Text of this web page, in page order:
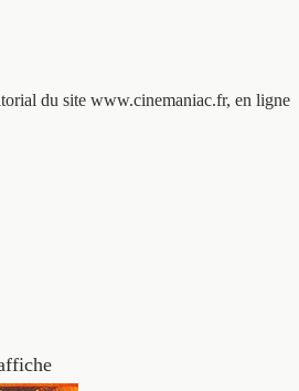
du site www.cinemaniac.fr, en ligne